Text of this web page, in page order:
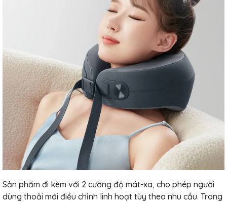
Sản phẩm đi kèm với 2 cường độ mát-xa, cho phép người
dùng thoải mái điều chỉnh linh hoạt tùy theo nhu cầu. Trong